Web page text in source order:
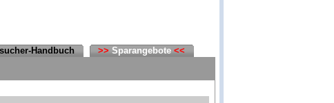
Handbuch >> Sparangebote <<